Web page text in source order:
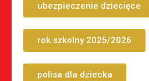
ubezpieczenie dziecięce
rok szkolny 2025/2026
polisa dla dziecka